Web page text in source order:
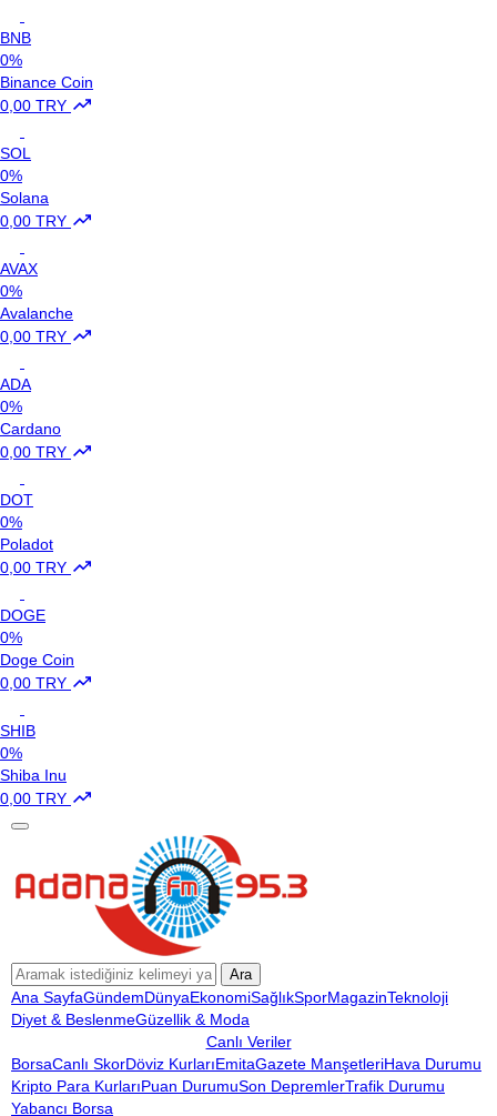
BNB
0%
Binance Coin
0,00 TRY
SOL
0%
Solana
0,00 TRY
AVAX
0%
Avalanche
0,00 TRY
ADA
0%
Cardano
0,00 TRY
DOT
0%
Poladot
0,00 TRY
DOGE
0%
Doge Coin
0,00 TRY
SHIB
0%
Shiba Inu
0,00 TRY
Ara
Ana SayfaGündemDünyaEkonomiSağlıkSporMagazinTeknoloji
Diyet & BeslenmeGüzellik & Moda
Canlı Veriler
BorsaCanlı SkorDöviz KurlarıEmitaGazete ManşetleriHava Durumu
Kripto Para KurlarıPuan DurumuSon DepremlerTrafik Durumu
Yabancı Borsa